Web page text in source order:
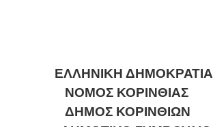
ΕΛΛΗΝΙΚΗ ΔΗΜΟΚΡΑΤΙΑ
ΝΟΜΟΣ ΚΟΡΙΝΘΙΑΣ
ΔΗΜΟΣ ΚΟΡΙΝΘΙΩΝ